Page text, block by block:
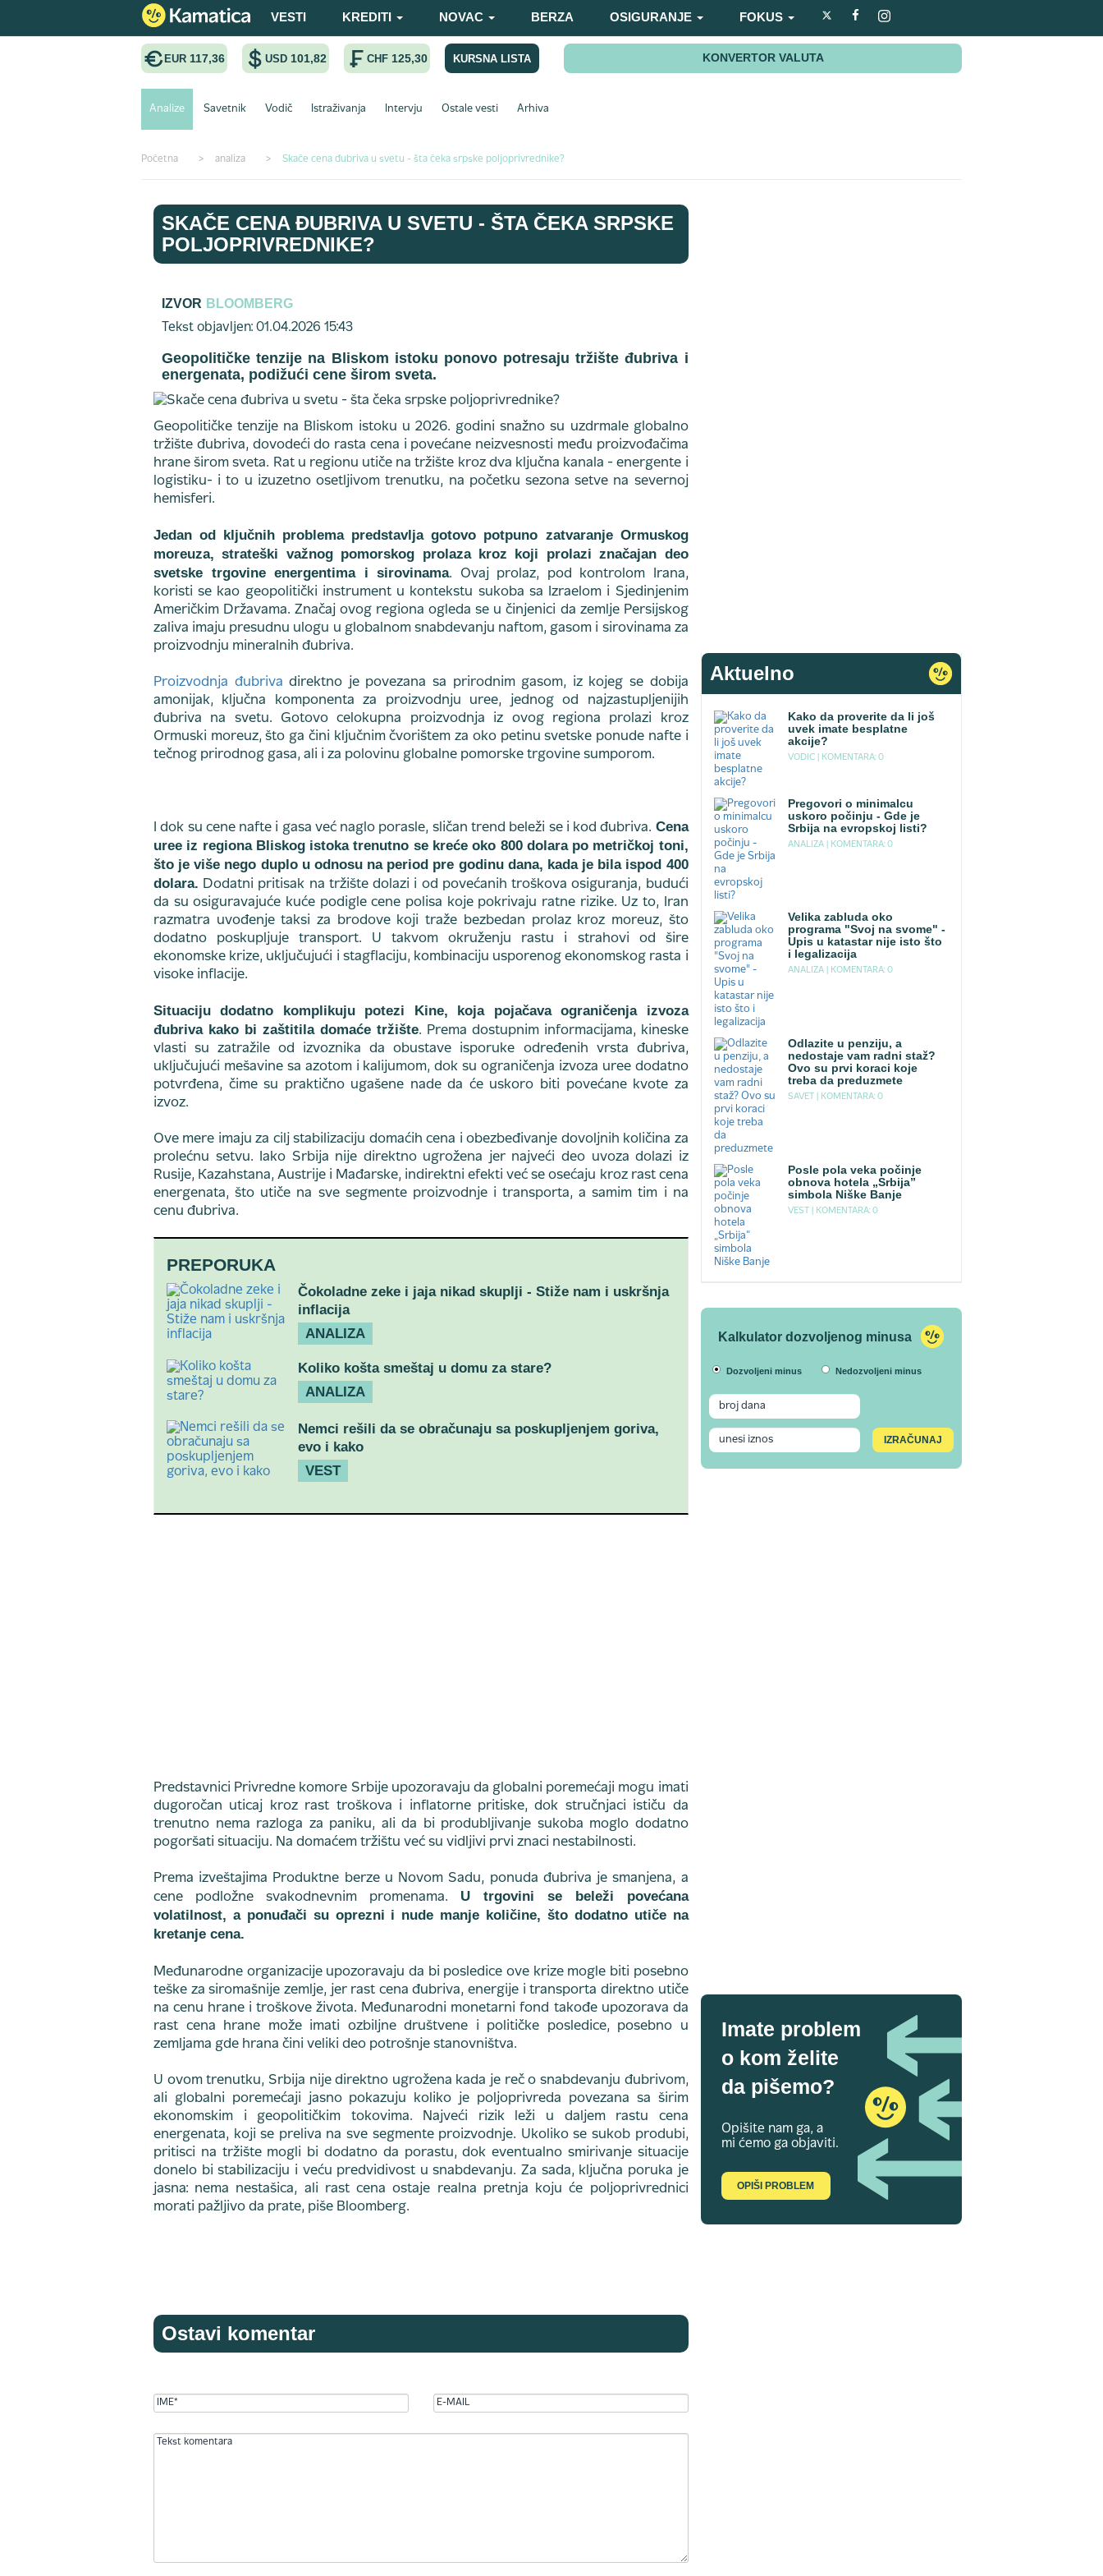
VESTI KREDITI NOVAC BERZA OSIGURANJE FOKUS
EUR 117,36 USD 101,82 CHF 125,30 KURSNA LISTA KONVERTOR VALUTA
Analize Savetnik Vodič Istraživanja Intervju Ostale vesti Arhiva
Početna > analiza > Skače cena đubriva u svetu - šta čeka srpske poljoprivrednike?
SKAČE CENA ĐUBRIVA U SVETU - ŠTA ČEKA SRPSKE
POLJOPRIVREDNIKE?
IZVOR BLOOMBERG
Tekst objavljen: 01.04.2026 15:43
Geopolitičke tenzije na Bliskom istoku ponovo potresaju tržište đubriva i
energenata, podižući cene širom sveta.
Geopolitičke tenzije na Bliskom istoku u 2026. godini snažno su uzdrmale globalno
tržište đubriva, dovodeći do rasta cena i povećane neizvesnosti među proizvođačima
hrane širom sveta. Rat u regionu utiče na tržište kroz dva ključna kanala - energente i
logistiku- i to u izuzetno osetljivom trenutku, na početku sezona setve na severnoj
hemisferi.
Jedan od ključnih problema predstavlja gotovo potpuno zatvaranje Ormuskog
moreuza, strateški važnog pomorskog prolaza kroz koji prolazi značajan deo
svetske trgovine energentima i sirovinama. Ovaj prolaz, pod kontrolom Irana,
koristi se kao geopolitički instrument u kontekstu sukoba sa Izraelom i Sjedinjenim
Američkim Državama. Značaj ovog regiona ogleda se u činjenici da zemlje Persijskog
zaliva imaju presudnu ulogu u globalnom snabdevanju naftom, gasom i sirovinama za
proizvodnju mineralnih đubriva.
Proizvodnja đubrivadirektno je povezana sa prirodnim gasom, iz kojeg se dobija
amonijak, ključna komponenta za proizvodnju uree, jednog od najzastupljenijih
đubriva na svetu. Gotovo celokupna proizvodnja iz ovog regiona prolazi kroz
Ormuski moreuz, što ga čini ključnim čvorištem za oko petinu svetske ponude nafte i
tečnog prirodnog gasa, ali i za polovinu globalne pomorske trgovine sumporom.
I dok su cene nafte i gasa već naglo porasle, sličan trend beleži se i kod đubriva. Cena
uree iz regiona Bliskog istoka trenutno se kreće oko 800 dolara po metričkoj toni,
što je više nego duplo u odnosu na period pre godinu dana, kada je bila ispod 400
dolara. Dodatni pritisak na tržište dolazi i od povećanih troškova osiguranja, budući
da su osiguravajuće kuće podigle cene polisa koje pokrivaju ratne rizike. Uz to, Iran
razmatra uvođenje taksi za brodove koji traže bezbedan prolaz kroz moreuz, što
dodatno poskupljuje transport. U takvom okruženju rastu i strahovi od šire
ekonomske krize, uključujući i stagflaciju, kombinaciju usporenog ekonomskog rasta i
visoke inflacije.
Situaciju dodatno komplikuju potezi Kine, koja pojačava ograničenja izvoza
đubriva kako bi zaštitila domaće tržište. Prema dostupnim informacijama, kineske
vlasti su zatražile od izvoznika da obustave isporuke određenih vrsta đubriva,
uključujući mešavine sa azotom i kalijumom, dok su ograničenja izvoza uree dodatno
potvrđena, čime su praktično ugašene nade da će uskoro biti povećane kvote za
izvoz.
Ove mere imaju za cilj stabilizaciju domaćih cena i obezbeđivanje dovoljnih količina za
prolećnu setvu. Iako Srbija nije direktno ugrožena jer najveći deo uvoza dolazi iz
Rusije, Kazahstana, Austrije i Mađarske, indirektni efekti već se osećaju kroz rast cena
energenata, što utiče na sve segmente proizvodnje i transporta, a samim tim i na
cenu đubriva.
PREPORUKA
Čokoladne zeke i jaja nikad skuplji - Stiže nam i uskršnja
inflacija
ANALIZA
Koliko košta smeštaj u domu za stare?
ANALIZA
Nemci rešili da se obračunaju sa poskupljenjem goriva,
evo i kako
VEST
Predstavnici Privredne komore Srbije upozoravaju da globalni poremećaji mogu imati
dugoročan uticaj kroz rast troškova i inflatorne pritiske, dok stručnjaci ističu da
trenutno nema razloga za paniku, ali da bi produbljivanje sukoba moglo dodatno
pogoršati situaciju. Na domaćem tržištu već su vidljivi prvi znaci nestabilnosti.
Prema izveštajima Produktne berze u Novom Sadu, ponuda đubriva je smanjena, a
cene podložne svakodnevnim promenama. U trgovini se beleži povećana
volatilnost, a ponuđači su oprezni i nude manje količine, što dodatno utiče na
kretanje cena.
Međunarodne organizacije upozoravaju da bi posledice ove krize mogle biti posebno
teške za siromašnije zemlje, jer rast cena đubriva, energije i transporta direktno utiče
na cenu hrane i troškove života. Međunarodni monetarni fond takođe upozorava da
rast cena hrane može imati ozbiljne društvene i političke posledice, posebno u
zemljama gde hrana čini veliki deo potrošnje stanovništva.
U ovom trenutku, Srbija nije direktno ugrožena kada je reč o snabdevanju đubrivom,
ali globalni poremećaji jasno pokazuju koliko je poljoprivreda povezana sa širim
ekonomskim i geopolitičkim tokovima. Najveći rizik leži u daljem rastu cena
energenata, koji se preliva na sve segmente proizvodnje. Ukoliko se sukob produbi,
pritisci na tržište mogli bi dodatno da porastu, dok eventualno smirivanje situacije
donelo bi stabilizaciju i veću predvidivost u snabdevanju. Za sada, ključna poruka je
jasna: nema nestašica, ali rast cena ostaje realna pretnja koju će poljoprivrednici
morati pažljivo da prate, piše Bloomberg.
Ostavi komentar
Aktuelno
Kako da proverite da li još
uvek imate besplatne
akcije?
VODIC | KOMENTARA: 0
Pregovori o minimalcu
uskoro počinju - Gde je
Srbija na evropskoj listi?
ANALIZA | KOMENTARA: 0
Velika zabluda oko
programa "Svoj na svome" -
Upis u katastar nije isto što
i legalizacija
ANALIZA | KOMENTARA: 0
Odlazite u penziju, a
nedostaje vam radni staž?
Ovo su prvi koraci koje
treba da preduzmete
SAVET | KOMENTARA: 0
Posle pola veka počinje
obnova hotela „Srbija”
simbola Niške Banje
VEST | KOMENTARA: 0
Kalkulator dozvoljenog minusa
Dozvoljeni minus Nedozvoljeni minus
Imate problem
o kom želite
da pišemo?
Opišite nam ga, a
mi ćemo ga objaviti.
OPIŠI PROBLEM